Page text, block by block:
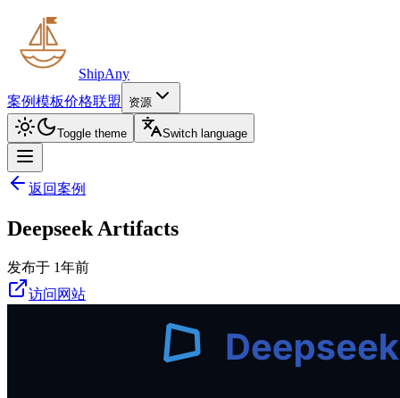
ShipAny
案例模板价格联盟 资源
Toggle theme Switch language
返回案例
Deepseek Artifacts
发布于 1年前
访问网站